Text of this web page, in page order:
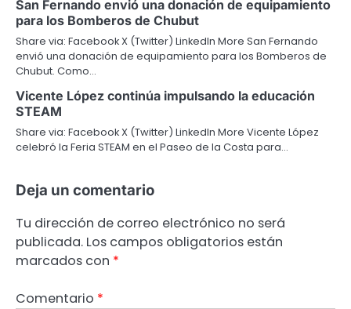
San Fernando envió una donación de equipamiento
para los Bomberos de Chubut
Share via: Facebook X (Twitter) LinkedIn More San Fernando
envió una donación de equipamiento para los Bomberos de
Chubut. Como…
Vicente López continúa impulsando la educación
STEAM
Share via: Facebook X (Twitter) LinkedIn More Vicente López
celebró la Feria STEAM en el Paseo de la Costa para…
Deja un comentario
Tu dirección de correo electrónico no será
publicada. Los campos obligatorios están
marcados con *
Comentario *